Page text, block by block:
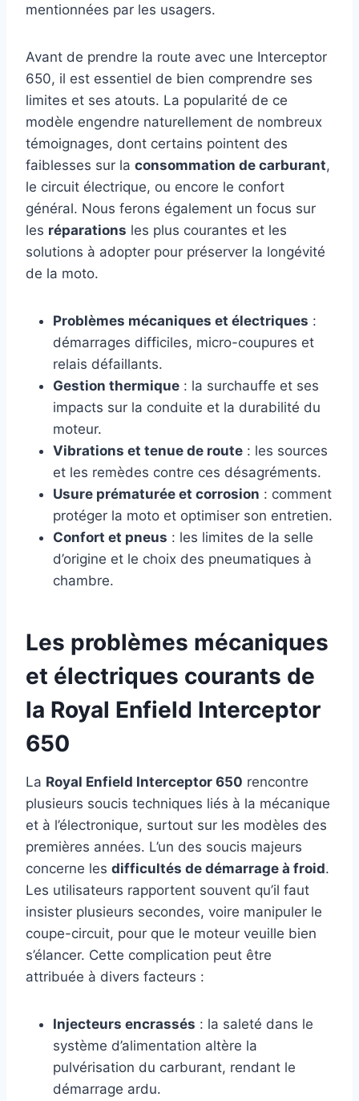
mentionnées par les usagers.
Avant de prendre la route avec une Interceptor
650, il est essentiel de bien comprendre ses
limites et ses atouts. La popularité de ce
modèle engendre naturellement de nombreux
témoignages, dont certains pointent des
faiblesses sur la consommation de carburant,
le circuit électrique, ou encore le confort
général. Nous ferons également un focus sur
les réparations les plus courantes et les
solutions à adopter pour préserver la longévité
de la moto.
Problèmes mécaniques et électriques :
démarrages difficiles, micro-coupures et
relais défaillants.
Gestion thermique : la surchauffe et ses
impacts sur la conduite et la durabilité du
moteur.
Vibrations et tenue de route : les sources
et les remèdes contre ces désagréments.
Usure prématurée et corrosion : comment
protéger la moto et optimiser son entretien.
Confort et pneus : les limites de la selle
d’origine et le choix des pneumatiques à
chambre.
Les problèmes mécaniques
et électriques courants de
la Royal Enfield Interceptor
650
La Royal Enfield Interceptor 650 rencontre
plusieurs soucis techniques liés à la mécanique
et à l’électronique, surtout sur les modèles des
premières années. L’un des soucis majeurs
concerne les difficultés de démarrage à froid.
Les utilisateurs rapportent souvent qu’il faut
insister plusieurs secondes, voire manipuler le
coupe-circuit, pour que le moteur veuille bien
s’élancer. Cette complication peut être
attribuée à divers facteurs :
Injecteurs encrassés : la saleté dans le
système d’alimentation altère la
pulvérisation du carburant, rendant le
démarrage ardu.